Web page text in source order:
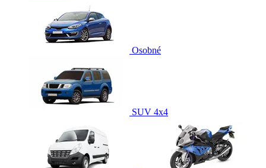
Osobné
SUV 4x4